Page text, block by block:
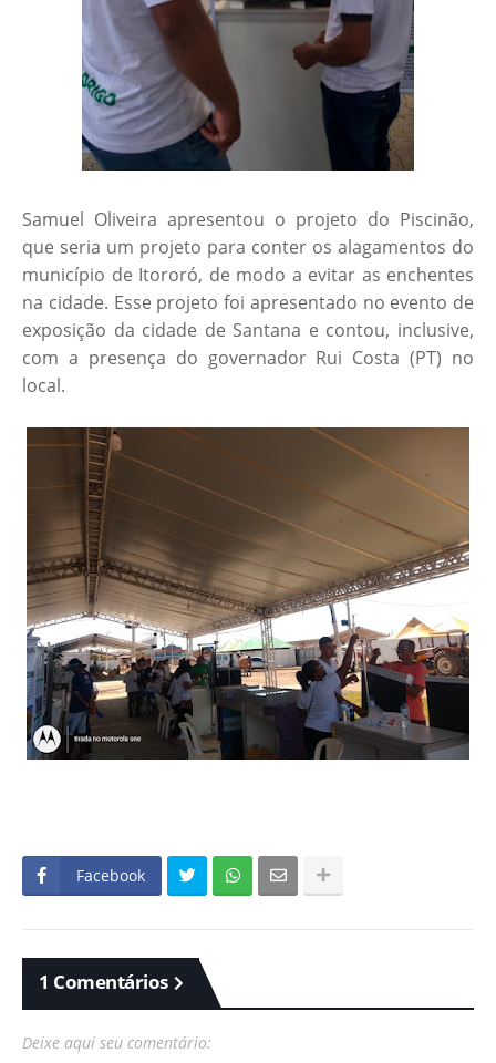
Samuel Oliveira apresentou o projeto do Piscinão,
que seria um projeto para conter os alagamentos do
município de Itororó, de modo a evitar as enchentes
na cidade. Esse projeto foi apresentado no evento de
exposição da cidade de Santana e contou, inclusive,
com a presença do governador Rui Costa (PT) no
local.
Facebook
1 Comentários
Deixe aqui seu comentário: